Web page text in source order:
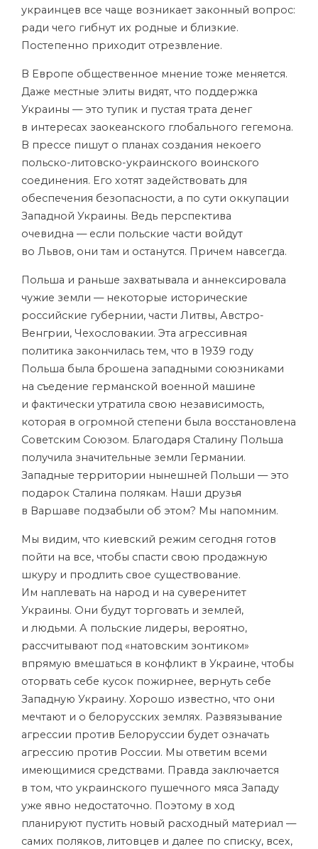
украинцев все чаще возникает законный вопрос:
ради чего гибнут их родные и близкие.
Постепенно приходит отрезвление.
В Европе общественное мнение тоже меняется.
Даже местные элиты видят, что поддержка
Украины — это тупик и пустая трата денег
в интересах заокеанского глобального гегемона.
В прессе пишут о планах создания некоего
польско-литовско-украинского воинского
соединения. Его хотят задействовать для
обеспечения безопасности, а по сути оккупации
Западной Украины. Ведь перспектива
очевидна — если польские части войдут
во Львов, они там и останутся. Причем навсегда.
Польша и раньше захватывала и аннексировала
чужие земли — некоторые исторические
российские губернии, части Литвы, Австро-
Венгрии, Чехословакии. Эта агрессивная
политика закончилась тем, что в 1939 году
Польша была брошена западными союзниками
на съедение германской военной машине
и фактически утратила свою независимость,
которая в огромной степени была восстановлена
Советским Союзом. Благодаря Сталину Польша
получила значительные земли Германии.
Западные территории нынешней Польши — это
подарок Сталина полякам. Наши друзья
в Варшаве подзабыли об этом? Мы напомним.
Мы видим, что киевский режим сегодня готов
пойти на все, чтобы спасти свою продажную
шкуру и продлить свое существование.
Им наплевать на народ и на суверенитет
Украины. Они будут торговать и землей,
и людьми. А польские лидеры, вероятно,
рассчитывают под «натовским зонтиком»
впрямую вмешаться в конфликт в Украине, чтобы
оторвать себе кусок пожирнее, вернуть себе
Западную Украину. Хорошо известно, что они
мечтают и о белорусских землях. Развязывание
агрессии против Белоруссии будет означать
агрессию против России. Мы ответим всеми
имеющимися средствами. Правда заключается
в том, что украинского пушечного мяса Западу
уже явно недостаточно. Поэтому в ход
планируют пустить новый расходный материал —
самих поляков, литовцев и далее по списку, всех,